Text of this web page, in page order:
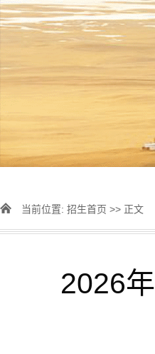
当前位置: 招生首页 >> 正文
2026